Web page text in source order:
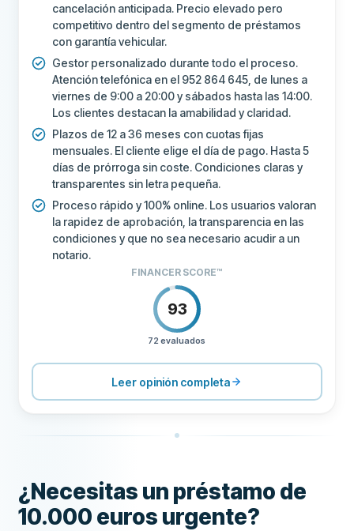
cancelación anticipada. Precio elevado pero
competitivo dentro del segmento de préstamos
con garantía vehicular.
Gestor personalizado durante todo el proceso.
Atención telefónica en el 952 864 645, de lunes a
viernes de 9:00 a 20:00 y sábados hasta las 14:00.
Los clientes destacan la amabilidad y claridad.
Plazos de 12 a 36 meses con cuotas fijas
mensuales. El cliente elige el día de pago. Hasta 5
días de prórroga sin coste. Condiciones claras y
transparentes sin letra pequeña.
Proceso rápido y 100% online. Los usuarios valoran
la rapidez de aprobación, la transparencia en las
condiciones y que no sea necesario acudir a un
notario.
FINANCER SCORE™
93
72 evaluados
CONDICIONES 100
Leer opinión completa
¿Necesitas un préstamo de
10.000 euros urgente?